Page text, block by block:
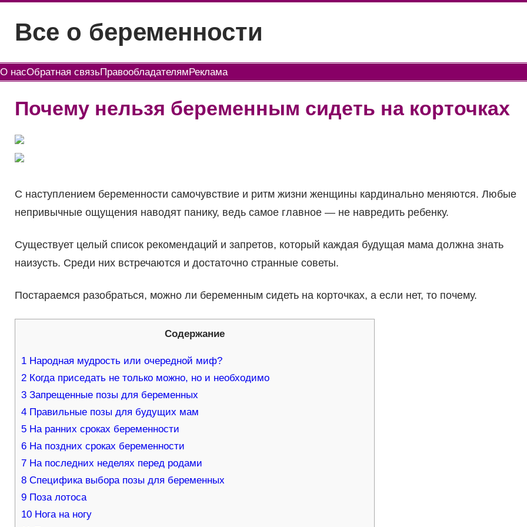
содержимому
Все о беременности
О насОбратная связьПравообладателямРеклама
Почему нельзя беременным сидеть на корточках
С наступлением беременности самочувствие и ритм жизни женщины кардинально меняются. Любые
непривычные ощущения наводят панику, ведь самое главное — не навредить ребенку.
Существует целый список рекомендаций и запретов, который каждая будущая мама должна знать
наизусть. Среди них встречаются и достаточно странные советы.
Постараемся разобраться, можно ли беременным сидеть на корточках, а если нет, то почему.
Содержание
1Народная мудрость или очередной миф?
2Когда приседать не только можно, но и необходимо
3Запрещенные позы для беременных
4Правильные позы для будущих мам
5На ранних сроках беременности
6На поздних сроках беременности
7На последних неделях перед родами
8Специфика выбора позы для беременных
9Поза лотоса
10Нога на ногу